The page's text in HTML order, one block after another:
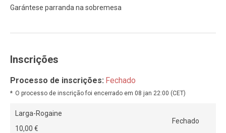
Garántese parranda na sobremesa
Inscrições
Processo de inscrições: Fechado
O processo de inscrição foi encerrado em 08 jan 22:00 (CET)
Larga-Rogaine
10,00 €
Fechado